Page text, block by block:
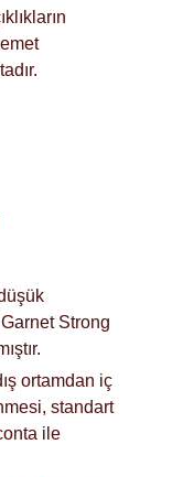
Strong
ortamdan iç
standart
ile